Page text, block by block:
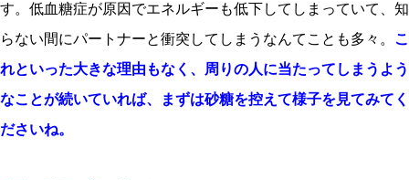
す。低血糖症が原因でエネルギーも低下してしまっていて、知
らない間にパートナーと衝突してしまうなんてことも多々。 こ
れといった大きな理由もなく、周りの人に当たってしまうよう
なことが続いていれば、まずは砂糖を控えて様子を見てみてく
ださいね。